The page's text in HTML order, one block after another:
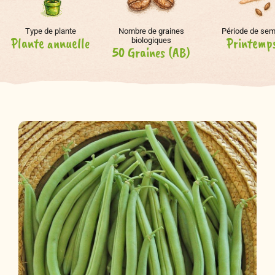
Type de plante
Plante annuelle
Nombre de graines
biologiques
50 Graines (AB)
Période de